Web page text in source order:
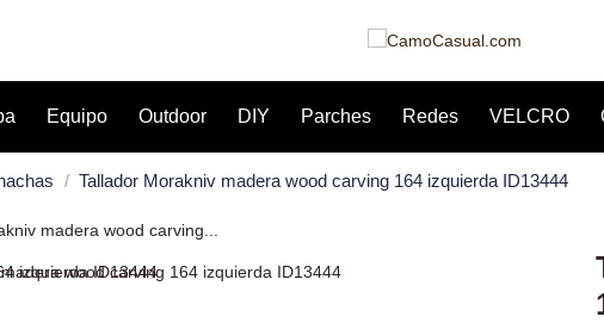
Equipo Outdoor DIY Parches Redes VELCRO
Tallador Morakniv madera wood carving 164 izquierda ID13444